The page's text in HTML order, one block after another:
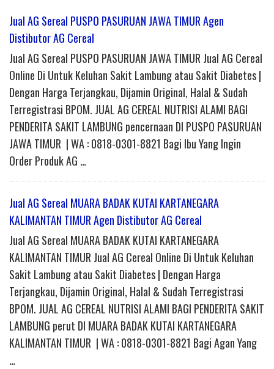
Jual AG Sereal PUSPO PASURUAN JAWA TIMUR Agen
Distibutor AG Cereal
Jual AG Sereal PUSPO PASURUAN JAWA TIMUR Jual AG Cereal
Online Di Untuk Keluhan Sakit Lambung atau Sakit Diabetes |
Dengan Harga Terjangkau, Dijamin Original, Halal & Sudah
Terregistrasi BPOM. JUAL AG CEREAL NUTRISI ALAMI BAGI
PENDERITA SAKIT LAMBUNG pencernaan DI PUSPO PASURUAN
JAWA TIMUR | WA : 0818-0301-8821 Bagi Ibu Yang Ingin
Order Produk AG …
Jual AG Sereal MUARA BADAK KUTAI KARTANEGARA
KALIMANTAN TIMUR Agen Distibutor AG Cereal
Jual AG Sereal MUARA BADAK KUTAI KARTANEGARA
KALIMANTAN TIMUR Jual AG Cereal Online Di Untuk Keluhan
Sakit Lambung atau Sakit Diabetes | Dengan Harga
Terjangkau, Dijamin Original, Halal & Sudah Terregistrasi
BPOM. JUAL AG CEREAL NUTRISI ALAMI BAGI PENDERITA SAKIT
LAMBUNG perut DI MUARA BADAK KUTAI KARTANEGARA
KALIMANTAN TIMUR | WA : 0818-0301-8821 Bagi Agan Yang
…